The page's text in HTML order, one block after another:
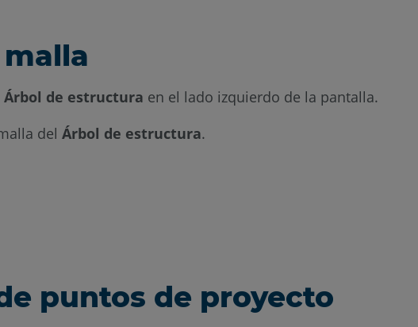
Árbol de estructura en el lado izquierdo de la pantalla.
del Árbol de estructura.
puntos de proyecto